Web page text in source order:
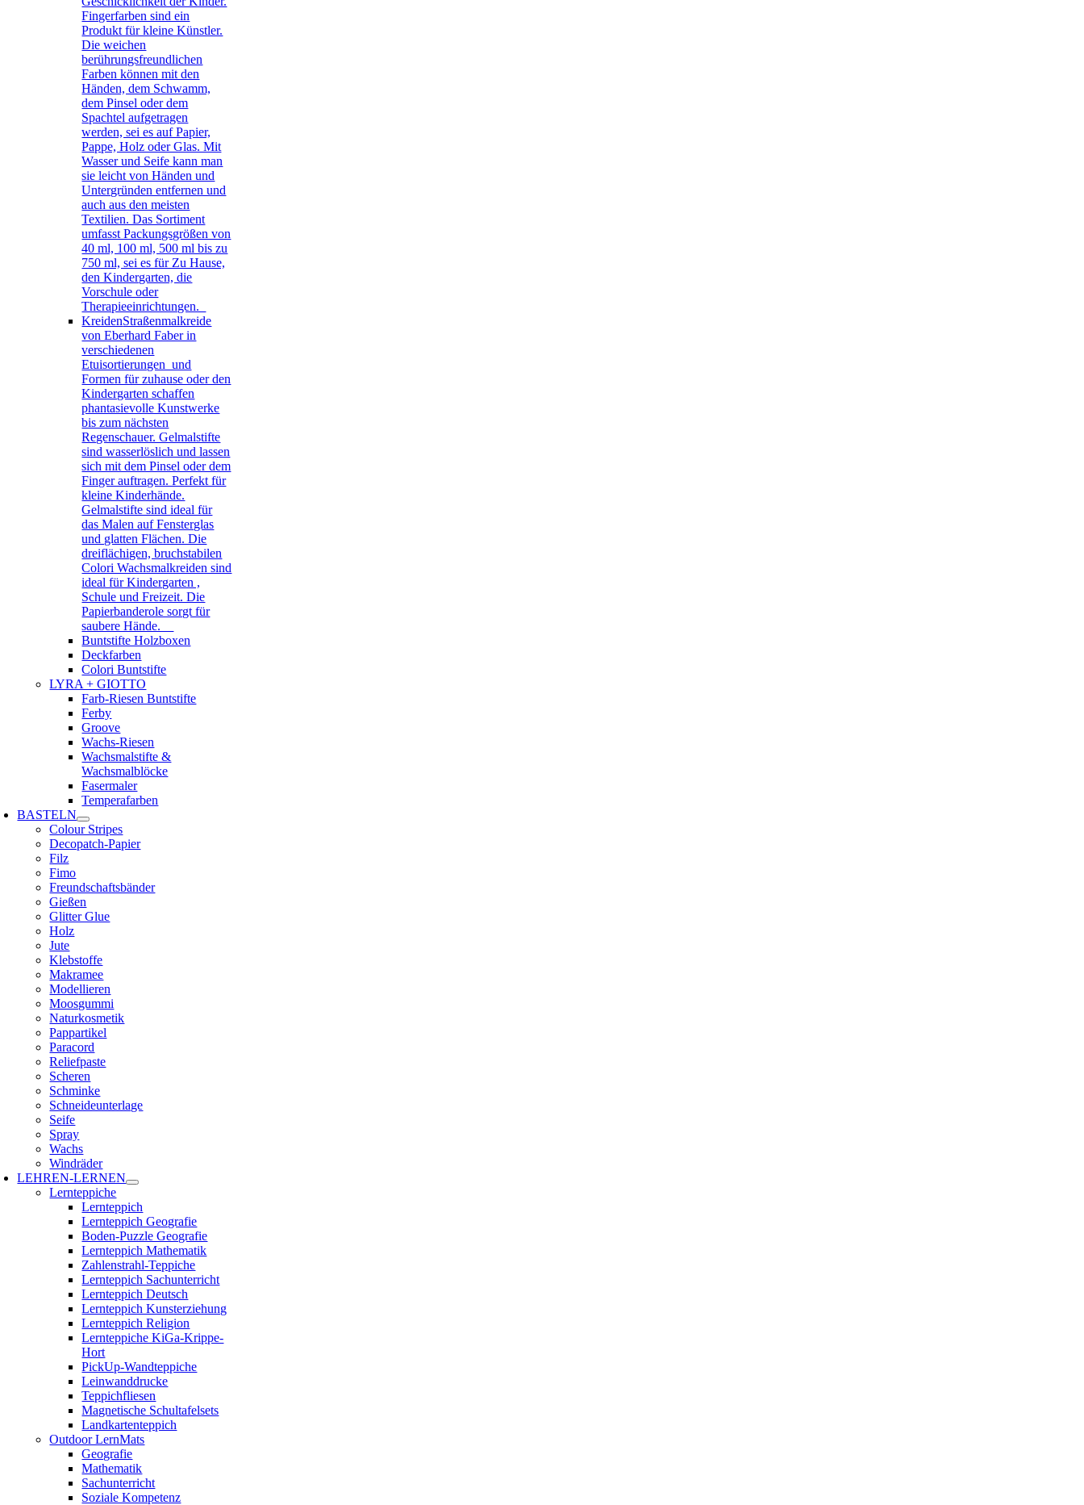
Fingerfarben sind ein
Produkt für kleine Künstler.
Die weichen
berührungsfreundlichen
Farben können mit den
Händen, dem Schwamm,
dem Pinsel oder dem
Spachtel aufgetragen
werden, sei es auf Papier,
Pappe, Holz oder Glas. Mit
Wasser und Seife kann man
sie leicht von Händen und
Untergründen entfernen und
auch aus den meisten
Textilien. Das Sortiment
umfasst Packungsgrößen von
40 ml, 100 ml, 500 ml bis zu
750 ml, sei es für Zu Hause,
den Kindergarten, die
Vorschule oder
Therapieeinrichtungen.
KreidenStraßenmalkreide
von Eberhard Faber in
verschiedenen
Etuisortierungen und
Formen für zuhause oder den
Kindergarten schaffen
phantasievolle Kunstwerke
bis zum nächsten
Regenschauer. Gelmalstifte
sind wasserlöslich und lassen
sich mit dem Pinsel oder dem
Finger auftragen. Perfekt für
kleine Kinderhände.
Gelmalstifte sind ideal für
das Malen auf Fensterglas
und glatten Flächen. Die
dreiflächigen, bruchstabilen
Colori Wachsmalkreiden sind
ideal für Kindergarten ,
Schule und Freizeit. Die
Papierbanderole sorgt für
saubere Hände.
Buntstifte Holzboxen
Deckfarben
Colori Buntstifte
LYRA + GIOTTO
Farb-Riesen Buntstifte
Ferby
Groove
Wachs-Riesen
Wachsmalstifte &
Wachsmalblöcke
Fasermaler
Temperafarben
BASTELN
Colour Stripes
Decopatch-Papier
Filz
Fimo
Freundschaftsbänder
Gießen
Glitter Glue
Holz
Jute
Klebstoffe
Makramee
Modellieren
Moosgummi
Naturkosmetik
Pappartikel
Paracord
Reliefpaste
Scheren
Schminke
Schneideunterlage
Seife
Spray
Wachs
Windräder
LEHREN-LERNEN
Lernteppiche
Lernteppich
Lernteppich Geografie
Boden-Puzzle Geografie
Lernteppich Mathematik
Zahlenstrahl-Teppiche
Lernteppich Sachunterricht
Lernteppich Deutsch
Lernteppich Kunsterziehung
Lernteppich Religion
Lernteppiche KiGa-Krippe-
Hort
PickUp-Wandteppiche
Leinwanddrucke
Teppichfliesen
Magnetische Schultafelsets
Landkartenteppich
Outdoor LernMats
Geografie
Mathematik
Sachunterricht
Soziale Kompetenz